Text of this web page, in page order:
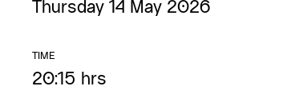
Thursday 14 May 2026
TIME
20:15 hrs